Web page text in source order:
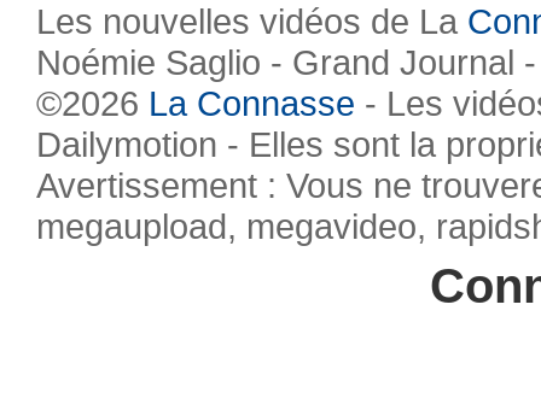
Les nouvelles vidéos de La
Noémie Saglio - Grand Journal
©2026 La Connasse - Les
Dailymotion - Elles sont la
Avertissement : Vous ne
megaupload, megavideo,